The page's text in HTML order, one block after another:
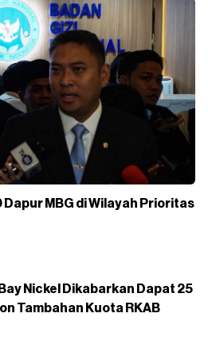
Dapur MBG di Wilayah Prioritas
Nickel Dikabarkan Dapat 25
Tambahan Kuota RKAB